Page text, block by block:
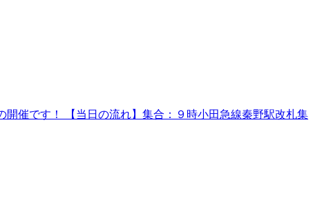
催です！ 【当日の流れ】集合：９時小田急線秦野駅改札集